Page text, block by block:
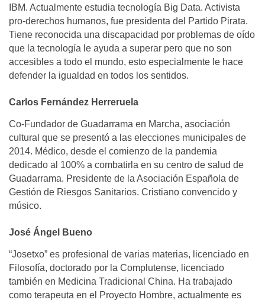
IBM. Actualmente estudia tecnología Big Data. Activista
pro-derechos humanos, fue presidenta del Partido Pirata.
Tiene reconocida una discapacidad por problemas de oído
que la tecnología le ayuda a superar pero que no son
accesibles a todo el mundo, esto especialmente le hace
defender la igualdad en todos los sentidos.
Carlos Fernández Herreruela
Co-Fundador de Guadarrama en Marcha, asociación
cultural que se presentó a las elecciones municipales de
2014. Médico, desde el comienzo de la pandemia
dedicado al 100% a combatirla en su centro de salud de
Guadarrama. Presidente de la Asociación Española de
Gestión de Riesgos Sanitarios. Cristiano convencido y
músico.
José Ángel Bueno
“Josetxo” es profesional de varias materias, licenciado en
Filosofía, doctorado por la Complutense, licenciado
también en Medicina Tradicional China. Ha trabajado
como terapeuta en el Proyecto Hombre, actualmente es